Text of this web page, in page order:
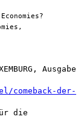
Ausgabe
der-
die